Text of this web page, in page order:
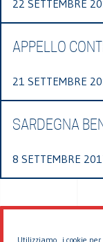
Utilizziamo i cookie
22 SETTEMBRE
APPELLO
21 SETTEMBRE
SARDEGNA
8 SETTEMBRE